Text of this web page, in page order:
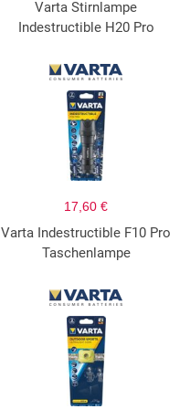
Varta Stirnlampe
Indestructible H20 Pro
17,60 €
Varta Indestructible F10 Pro
Taschenlampe